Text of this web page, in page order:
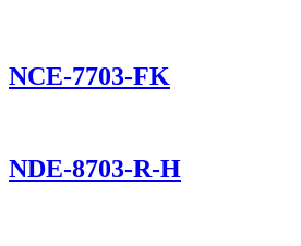
NCE-7703-FK
NDE-8703-R-H